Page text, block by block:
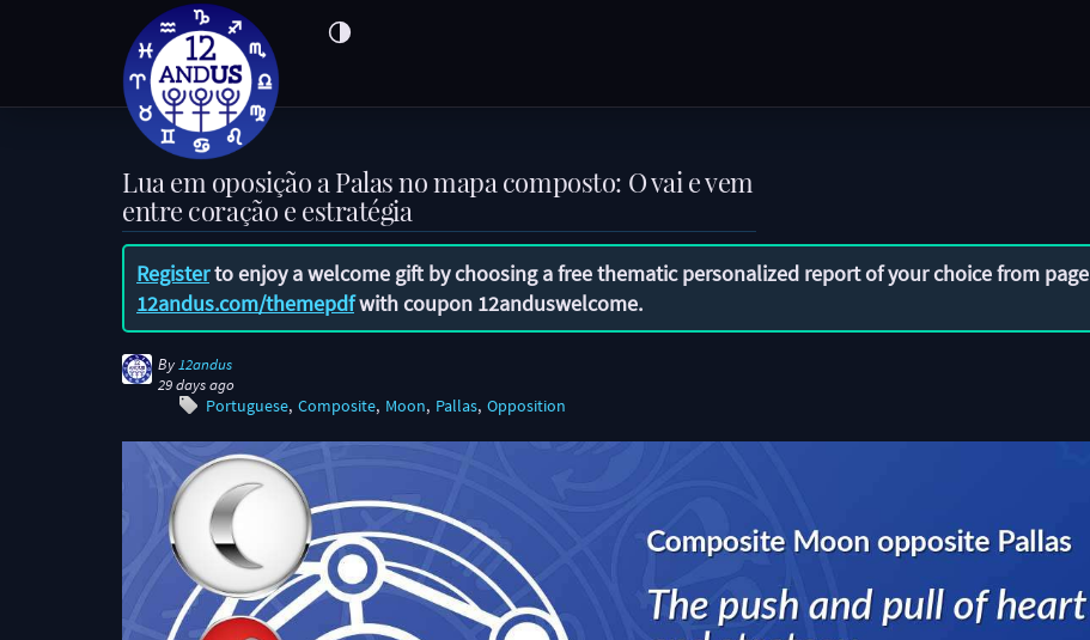
Lua em oposição a Palas no mapa composto: O vai e vem
entre coração e estratégia
Registerto enjoy a welcome gift by choosing a free thematic personalized report of your choice from page
12andus.com/themepdfwith coupon 12anduswelcome.
By 12andus
29 days ago
Portuguese Composite Moon Pallas Opposition